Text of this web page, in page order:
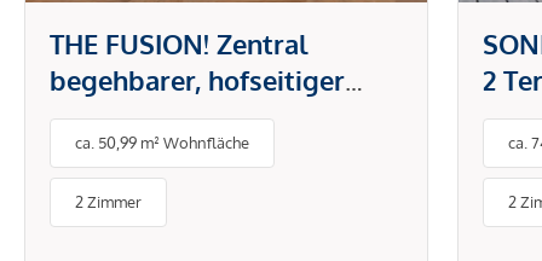
THE FUSION! Zentral
begehbarer, hofseitiger
Zwei-Zimmer-Erstbezug
ca. 50,99 m² Wohnfläche
2 Zimmer
2
ca.
2